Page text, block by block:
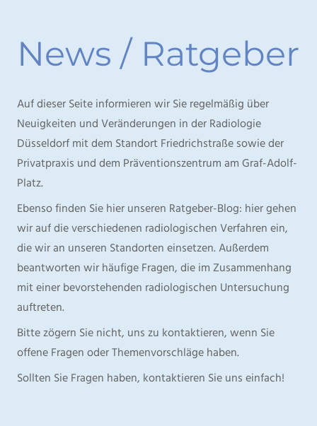
News / Ratgeber
Auf dieser Seite informieren wir Sie regelmäßig über
Neuigkeiten und Veränderungen in der Radiologie
Düsseldorf mit dem Standort Friedrichstraße sowie der
Privatpraxis und dem Präventionszentrum am Graf-Adolf-
Platz.
Ebenso finden Sie hier unseren Ratgeber-Blog: hier gehen
wir auf die verschiedenen radiologischen Verfahren ein,
die wir an unseren Standorten einsetzen. Außerdem
beantworten wir häufige Fragen, die im Zusammenhang
mit einer bevorstehenden radiologischen Untersuchung
auftreten.
Bitte zögern Sie nicht, uns zu kontaktieren, wenn Sie
offene Fragen oder Themenvorschläge haben.
Sollten Sie Fragen haben, kontaktieren Sie uns einfach!